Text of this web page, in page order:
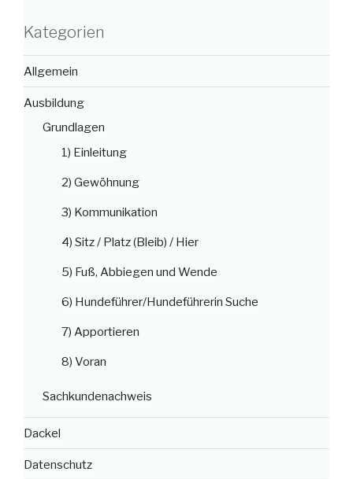
Kategorien
Allgemein
Ausbildung
Grundlagen
1) Einleitung
2) Gewöhnung
3) Kommunikation
4) Sitz / Platz (Bleib) / Hier
5) Fuß, Abbiegen und Wende
6) Hundeführer/Hundeführerin Suche
7) Apportieren
8) Voran
Sachkundenachweis
Dackel
Datenschutz